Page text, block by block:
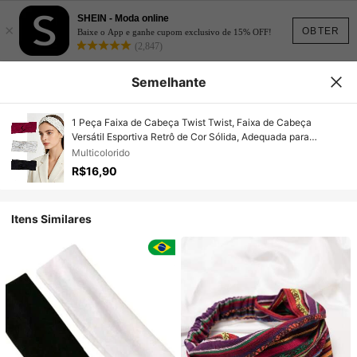
OBTER
×
SHEIN - Moda online
Baixe o App e ganhe cupom exclusivo de 15% OFF!
(2,847)
Semelhante
1 Peça Faixa de Cabeça Twist Twist, Faixa de Cabeça
Versátil Esportiva Retrô de Cor Sólida, Adequada para
Esportes, Rua, Ar Livre, Acessórios de Fitness e Praia, Roupas
de Verão, Faixas de Cabelo de Praia de Verão, Viagem,
Aniversário
Multicolorido
R$16,90
Itens Similares